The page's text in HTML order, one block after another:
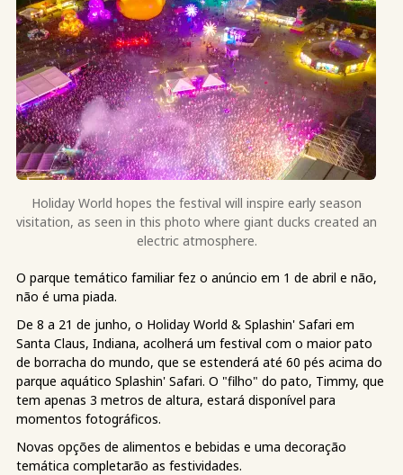
Holiday World hopes the festival will inspire early season
visitation, as seen in this photo where giant ducks created an
electric atmosphere.
O parque temático familiar fez o anúncio em 1 de abril e não,
não é uma piada.
De 8 a 21 de junho, o Holiday World & Splashin' Safari em
Santa Claus, Indiana, acolherá um festival com o maior pato
de borracha do mundo, que se estenderá até 60 pés acima do
parque aquático Splashin' Safari. O "filho" do pato, Timmy, que
tem apenas 3 metros de altura, estará disponível para
momentos fotográficos.
Novas opções de alimentos e bebidas e uma decoração
temática completarão as festividades.